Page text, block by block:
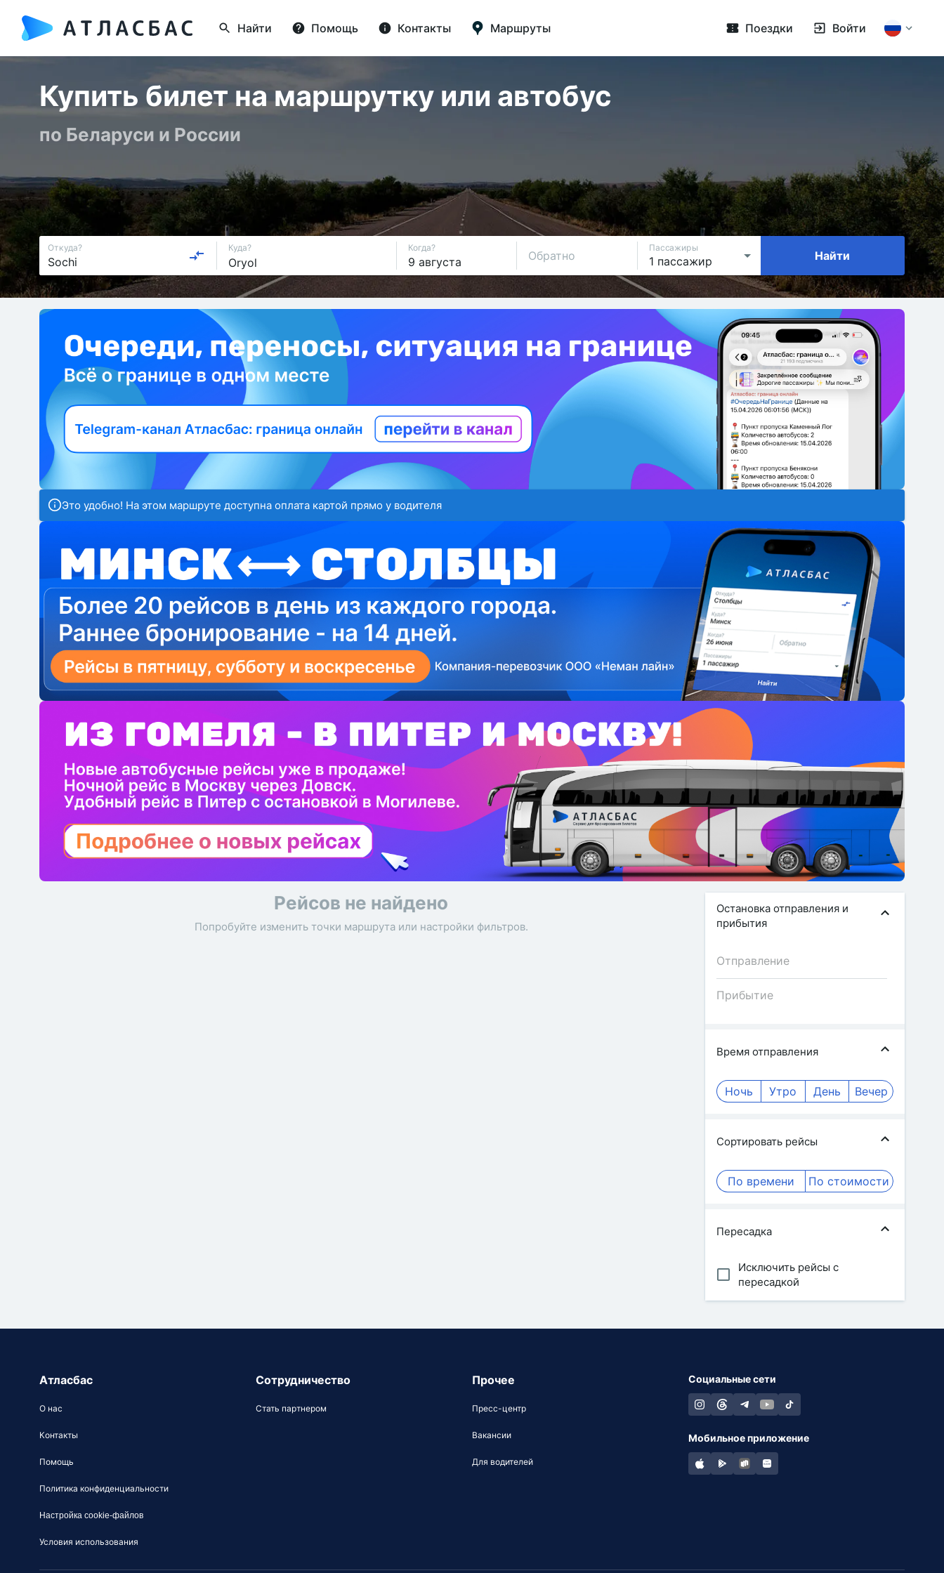
Найти Помощь Контакты Маршруты Поездки Войти
Купить билет на маршрутку или автобус
по Беларуси и России
Откуда? Куда? Когда?
Обратно
Пассажиры
Найти
Это удобно! На этом маршруте доступна оплата картой прямо у водителя
Рейсов не найдено
Попробуйте изменить точки маршрута или настройки фильтров.
Остановка отправления и
прибытия
Время отправления
Ночь Утро День Вечер
Сортировать рейсы
По времени По стоимости
Пересадка
Исключить рейсы с
пересадкой
Атласбас
О нас
Контакты
Помощь
Политика конфиденциальности
Настройка cookie-файлов
Условия использования
Сотрудничество
Стать партнером
Прочее
Пресс-центр
Вакансии
Для водителей
Социальные сети
Мобильное приложение